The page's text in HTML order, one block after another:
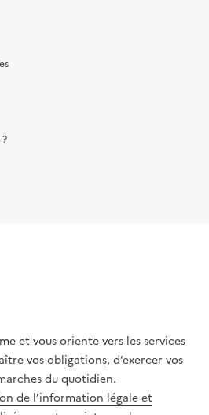
et vous oriente vers les services
vos obligations, d’exercer vos
du quotidien.
de l’information légale et